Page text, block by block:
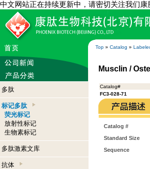
中文网站正在持续更新中，请密切关注我们
Top » Catalog »
多肽
标记多肽
荧光标记
放射性标记
生物素标记
多肽激素文库
抗体
Musclin /
Catalog#
FC3-028-71
Catalog #
Standard Size
Sequence